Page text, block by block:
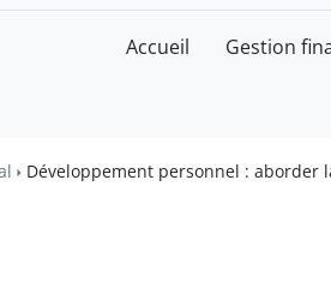
Accueil Gestion
Développement personnel : aborder